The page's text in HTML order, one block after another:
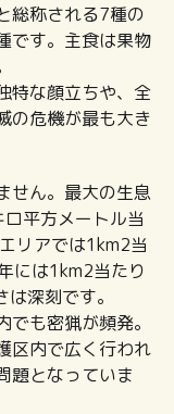
総称される7種の
です。主食は果物
特な顔立ちや、全
の危機が最も大き
せん。最大の生息
平方メートル当
リアでは1km2当
には1km2当たり
深刻です。
も密猟が頻発。
区内で広く行われ
題となっていま